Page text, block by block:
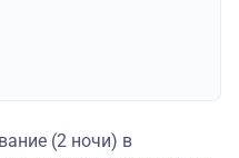
(2 ночи) в